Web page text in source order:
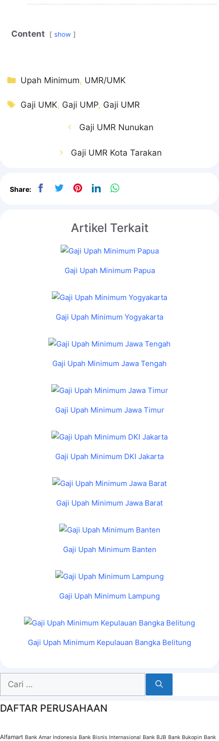
Content show
Kategori
Upah Minimum, UMR/UMK
Tag
Gaji UMK, Gaji UMP, Gaji UMR
Gaji UMR Nunukan
Gaji UMR Kota Tarakan
Share:
Artikel Terkait
Gaji Upah Minimum Papua
Gaji Upah Minimum Yogyakarta
Gaji Upah Minimum Jawa Tengah
Gaji Upah Minimum Jawa Timur
Gaji Upah Minimum DKI Jakarta
Gaji Upah Minimum Jawa Barat
Gaji Upah Minimum Banten
Gaji Upah Minimum Lampung
Gaji Upah Minimum Kepulauan Bangka Belitung
DAFTAR PERUSAHAAN
Alfamart Bank Amar Indonesia Bank Bisnis Internasional Bank BJB Bank Bukopin Bank